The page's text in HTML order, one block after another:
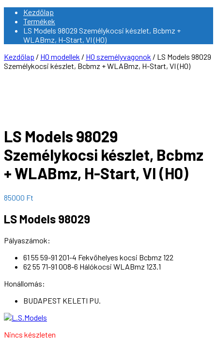
Kezdőlap
Termékek
LS Models 98029 Személykocsi készlet, Bcbmz +
WLABmz, H-Start, VI (H0)
Kezdőlap / H0 modellek / H0 személyvagonok / LS Models 98029
Személykocsi készlet, Bcbmz + WLABmz, H-Start, VI (H0)
LS Models 98029
Személykocsi készlet, Bcbmz
+ WLABmz, H-Start, VI (H0)
85000 Ft
LS Models 98029
Pályaszámok:
61 55 59-91 201-4 Fekvőhelyes kocsi Bcbmz 122
62 55 71-91 008-6 Hálókocsi WLABmz 123.1
Honállomás:
BUDAPEST KELETI PU.
Nincs készleten